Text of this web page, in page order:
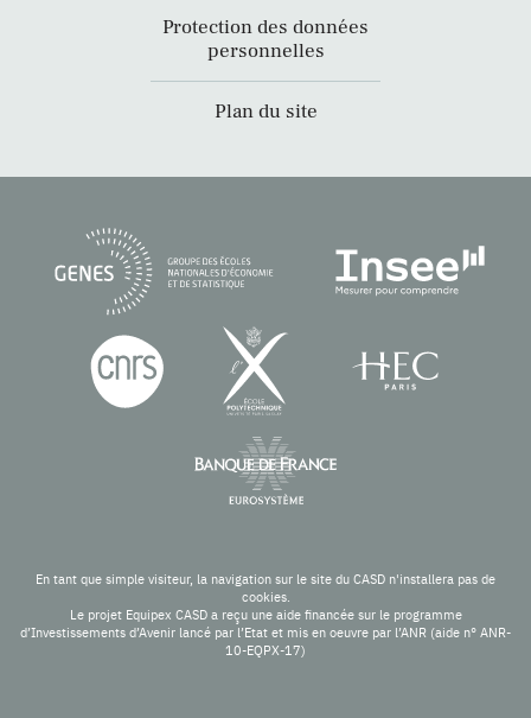
Protection des données
personnelles
Plan du site
En tant que simple visiteur, la navigation sur le site du CASD n'installera pas de
cookies.
Le projet Equipex CASD a reçu une aide financée sur le programme
d’Investissements d’Avenir lancé par l’Etat et mis en oeuvre par l’ANR (aide n° ANR-
10-EQPX-17)